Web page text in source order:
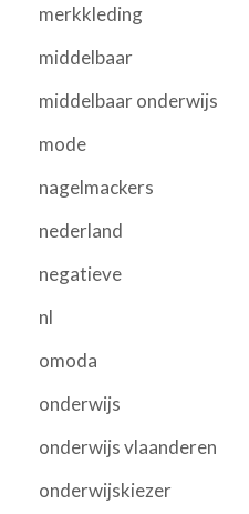
merkkleding
middelbaar
middelbaar onderwijs
mode
nagelmackers
nederland
negatieve
nl
omoda
onderwijs
onderwijs vlaanderen
onderwijskiezer